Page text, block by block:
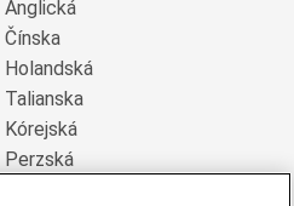
Anglická
Čínska
Holandská
Talianska
Kórejská
Perzská